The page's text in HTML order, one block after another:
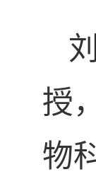
授，
物